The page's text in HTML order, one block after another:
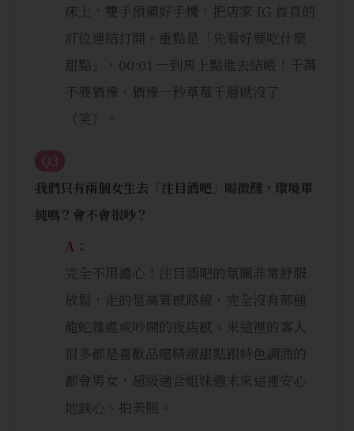
床上，雙手預備好手機，把店家 IG 首頁的
訂位連結打開。重點是「先看好要吃什麼
甜點」，00:01 一到馬上點進去結帳！千萬
不要猶豫，猶豫一秒草莓千層就沒了
（笑）。
Q3
我們只有兩個女生去「注目酒吧」喝微醺，環境單
純嗎？會不會很吵？
A：
完全不用擔心！注目酒吧的氛圍非常舒服
放鬆，走的是高質感路線，完全沒有那種
龍蛇雜處或吵鬧的夜店感。來這裡的客人
很多都是喜歡品嚐精緻甜點跟特色調酒的
都會男女，超級適合姐妹週末來這裡安心
地談心、拍美照。